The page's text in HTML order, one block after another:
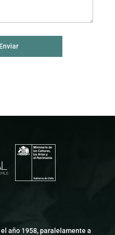
año 1958, paralelamente a